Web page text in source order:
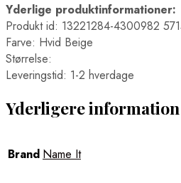
Yderlige produktinformationer:
Produkt id: 13221284-4300982
Farve: Hvid Beige
Størrelse:
Leveringstid: 1-2 hverdage
Yderligere information
Brand Name It